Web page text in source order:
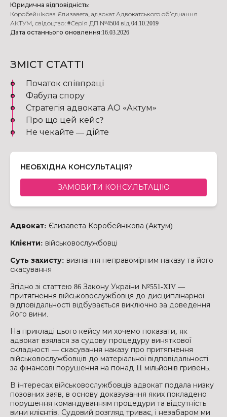
Юридична відповідність:
Коробейнікова Єлизавета, адвокат Адвокатського об’єднання
АКТУМ, свідоцтво: #Серія ДП №4504 від 04.10.2019
Дата останнього оновлення:16.03.2026
ЗМІСТ СТАТТІ
Початок співпраці
Фабула спору
Стратегія адвоката АО «Актум»
Про що цей кейс?
Не чекайте — дійте
НЕОБХІДНА КОНСУЛЬТАЦІЯ?
ЗАМОВИТИ КОНСУЛЬТАЦІЮ
Адвокат: Єлизавета Коробейнікова (Актум)
Клієнти: військовослужбовці
Суть захисту: визнання неправомірним наказу та його
скасування
Згідно зі статтею 86 Закону України №551-XIV —
притягнення військовослужбовця до дисциплінарної
відповідальності відбувається виключно за доведення
його вини.
На прикладі цього кейсу ми хочемо показати, як
адвокат взялася за судову процедуру виняткової
складності — скасування наказу про притягнення
військовослужбовців до матеріальної відповідальності
за фінансові порушення на понад 11 мільйонів гривень.
В інтересах військовослужбовців адвокат подала низку
позовних заяв, в основу доказування яких покладено
порушення командуванням процедури та відсутність
вини клієнтів. Судовий розгляд триває, і незабаром ми